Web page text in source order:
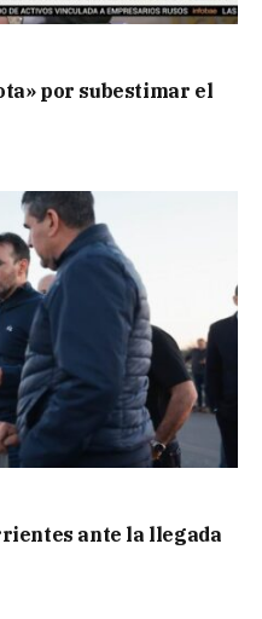
por subestimar el
ante la llegada